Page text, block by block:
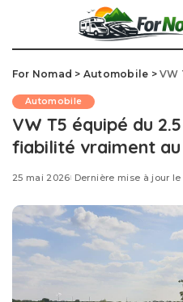
For Nomad > Automobile >VW T5
Automobile
VW T5 équipé du
fiabilité vraiment au
25 mai 2026 Dernière mise à jour le